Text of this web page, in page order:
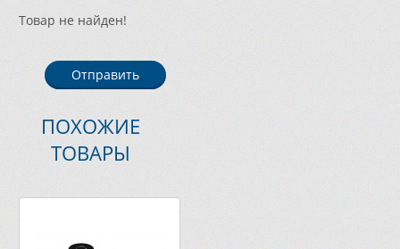
Товар не найден!
Отправить
ПОХОЖИЕ
ТОВАРЫ